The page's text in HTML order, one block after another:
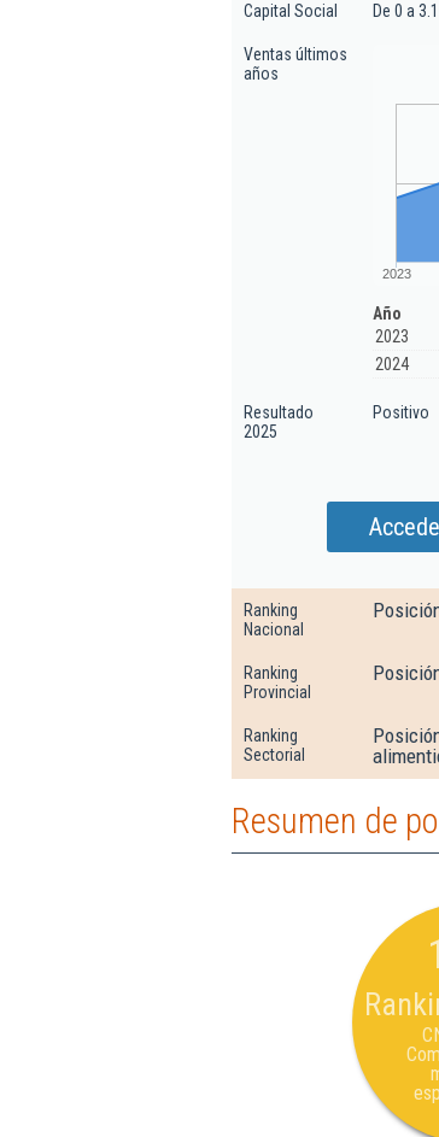
Capital Social De 0 a
Ventas últimos
años
2023
Año
2023
2024
Resultado
2025
Positivo
Ranking
Nacional
Ranking
Provincial
Ranking
Sectorial
Resumen de